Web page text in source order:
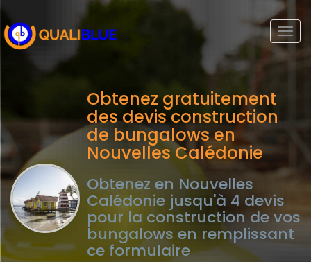
Obtenez gratuitement
des devis construction
de bungalows en
Nouvelles Calédonie
Obtenez en Nouvelles
Calédonie jusqu'à 4 devis
pour la construction de vos
bungalows en remplissant
ce formulaire